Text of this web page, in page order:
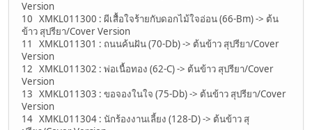
Version
10 XMKL011300 : ผีเสื้อใจร้ายกับดอกไม้ใจอ่อน (66-Bm) -> ต้น
ข้าว สุปรียา/Cover Version
11 XMKL011301 : ถนนค้นฝัน (70-Db) -> ต้นข้าว สุปรียา/Cover
Version
12 XMKL011302 : พ่อเนื้อทอง (62-C) -> ต้นข้าว สุปรียา/Cover
Version
13 XMKL011303 : ขอจองในใจ (75-Db) -> ต้นข้าว สุปรียา/Cover
Version
14 XMKL011304 : นักร้องงานเลี้ยง (128-D) -> ต้นข้าว สุ